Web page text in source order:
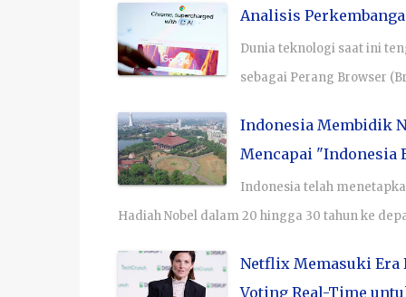
Analisis
Dunia teknologi saat ini
sebagai Perang Browser
Indonesia Membidik
Mencapai "Indonesia
Indonesia telah
Hadiah Nobel dalam 20 hingga 30 tahun ke
Netflix Memasuki Era
Voting Real-Time